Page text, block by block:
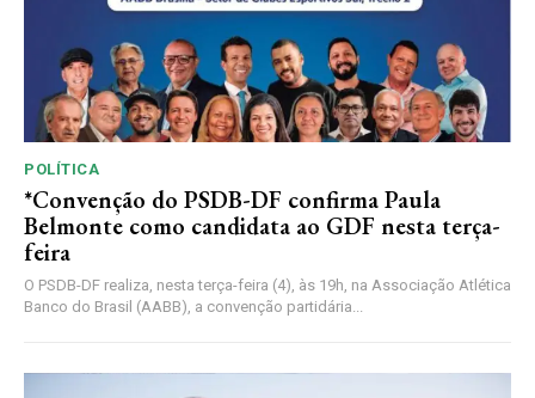
POLÍTICA
*Convenção do PSDB-DF confirma Paula
Belmonte como candidata ao GDF nesta terça-
feira
O PSDB-DF realiza, nesta terça-feira (4), às 19h, na Associação Atlética
Banco do Brasil (AABB), a convenção partidária...